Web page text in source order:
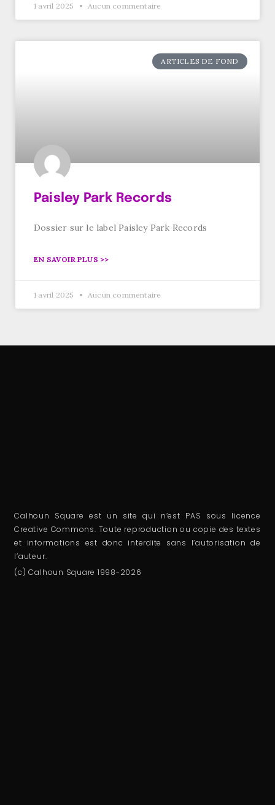
1 avril 2025 Aucun commentaire
ARTICLES DE FOND
Paisley Park Records
Dossier sur le label Paisley Park Records
EN SAVOIR PLUS >>
1 avril 2025 Aucun commentaire
Calhoun Square est un site qui n’est PAS sous licence
Creative Commons. Toute reproduction ou copie des textes
et informations est donc interdite sans l’autorisation de
l’auteur.
(c) Calhoun Square 1998-2026